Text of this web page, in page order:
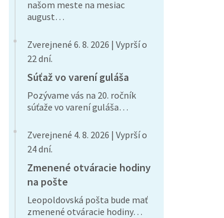
našom meste na mesiac
august…
Zverejnené 6. 8. 2026 | Vyprší o
22 dní.
Súťaž vo varení guláša
Pozývame vás na 20. ročník
súťaže vo varení guláša…
Zverejnené 4. 8. 2026 | Vyprší o
24 dní.
Zmenené otváracie hodiny
na pošte
Leopoldovská pošta bude mať
zmenené otváracie hodiny…